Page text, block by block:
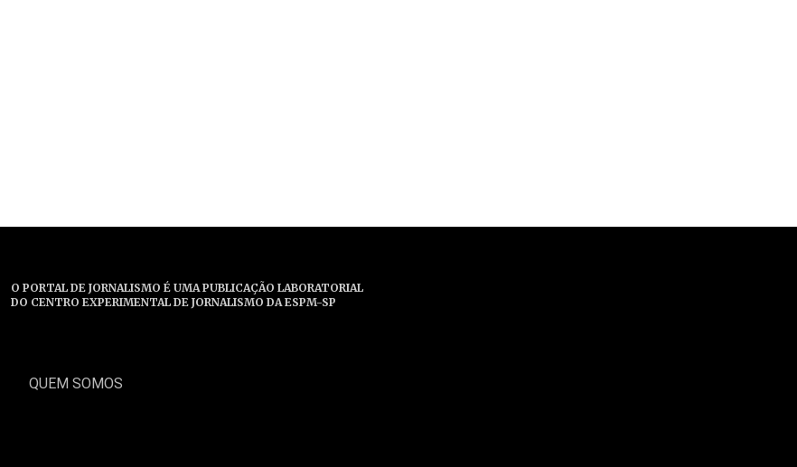
O PORTAL DE JORNALISMO É UMA PUBLICAÇÃO LABORATORIAL
DO CENTRO EXPERIMENTAL DE JORNALISMO DA ESPM-SP
QUEM SOMOS